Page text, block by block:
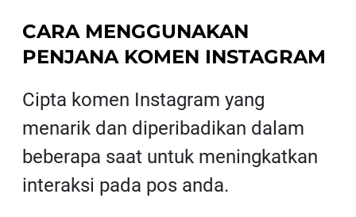
CARA MENGGUNAKAN
PENJANA KOMEN INSTAGRAM
Cipta komen Instagram yang
menarik dan diperibadikan dalam
beberapa saat untuk meningkatkan
interaksi pada pos anda.